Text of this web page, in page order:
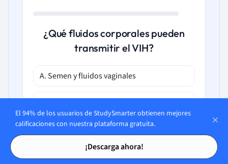
Tarjetas de estudio
Tarjetas de estudio
¿Qué fluidos corporales pueden
transmitir el VIH?
A. Semen y fluidos vaginales
C. Lágrimas
El 94% de los usuarios de StudySmarter obtienen mejores
calificaciones con nuestra plataforma gratuita.
¡Descarga ahora!